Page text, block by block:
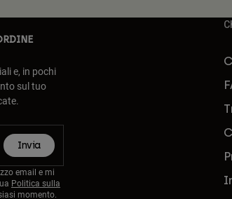
e, in pochi
sul tuo
Invia
email e mi
Politica sulla
momento.